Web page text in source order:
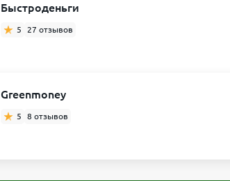
Быстроденьги
5 27 отзывов
Greenmoney
5 8 отзывов